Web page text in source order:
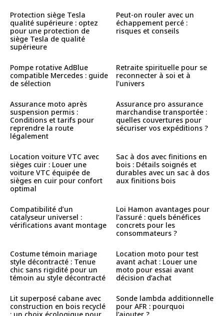
Protection siège Tesla
qualité supérieure : optez
pour une protection de
siège Tesla de qualité
supérieure
Peut-on rouler avec un
échappement percé :
risques et conseils
Pompe rotative AdBlue
compatible Mercedes : guide
de sélection
Retraite spirituelle pour se
reconnecter à soi et à
l’univers
Assurance moto après
suspension permis :
Conditions et tarifs pour
reprendre la route
légalement
Assurance pro assurance
marchandise transportée :
quelles couvertures pour
sécuriser vos expéditions ?
Location voiture VTC avec
sièges cuir : Louer une
voiture VTC équipée de
sièges en cuir pour confort
optimal
Sac à dos avec finitions en
bois : Détails soignés et
durables avec un sac à dos
aux finitions bois
Compatibilité d’un
catalyseur universel :
vérifications avant montage
Loi Hamon avantages pour
l’assuré : quels bénéfices
concrets pour les
consommateurs ?
Costume témoin mariage
style décontracté : Tenue
chic sans rigidité pour un
témoin au style décontracté
Location moto pour test
avant achat : Louer une
moto pour essai avant
décision d’achat
Lit superposé cabane avec
construction en bois recyclé
Sonde lambda additionnelle
pour AFR : pourquoi